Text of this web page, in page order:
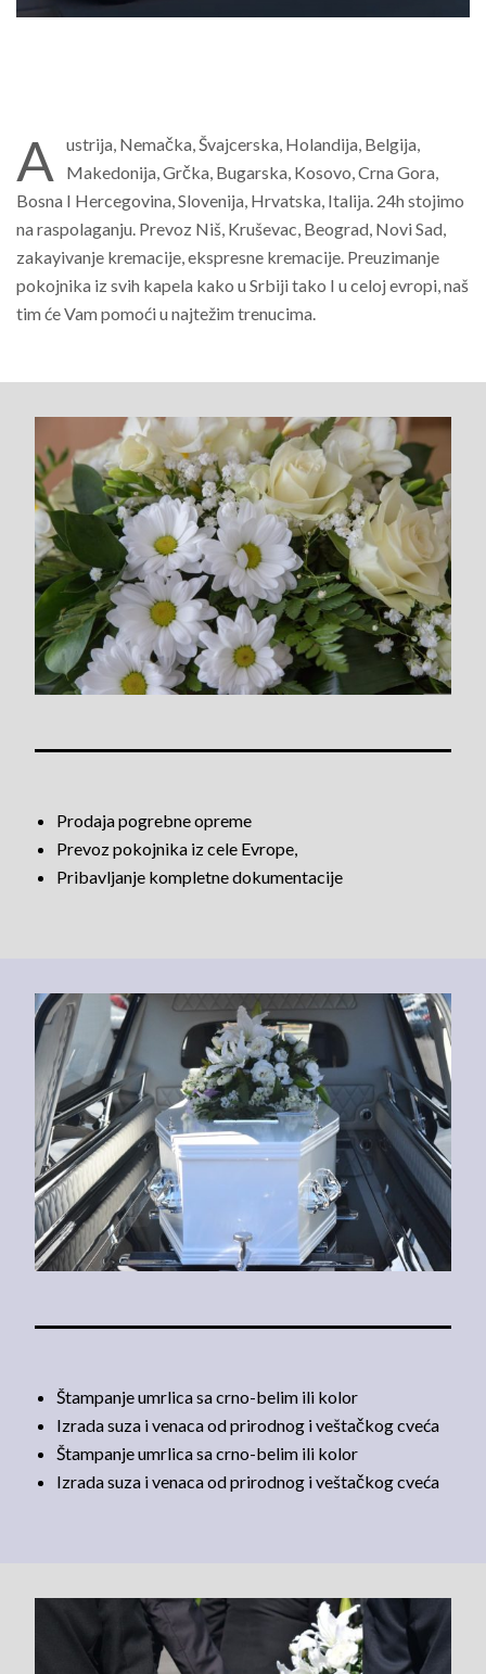
A
ustrija, Nemačka, Švajcerska, Holandija, Belgija,
Makedonija, Grčka, Bugarska, Kosovo, Crna Gora,
Bosna I Hercegovina, Slovenija, Hrvatska, Italija. 24h stojimo
na raspolaganju. Prevoz Niš, Kruševac, Beograd, Novi Sad,
zakayivanje kremacije, ekspresne kremacije. Preuzimanje
pokojnika iz svih kapela kako u Srbiji tako I u celoj evropi, naš
tim će Vam pomoći u najtežim trenucima.
Prodaja pogrebne opreme
Prevoz pokojnika iz cele Evrope,
Pribavljanje kompletne dokumentacije
Štampanje umrlica sa crno-belim ili kolor
Izrada suza i venaca od prirodnog i veštačkog cveća
Štampanje umrlica sa crno-belim ili kolor
Izrada suza i venaca od prirodnog i veštačkog cveća